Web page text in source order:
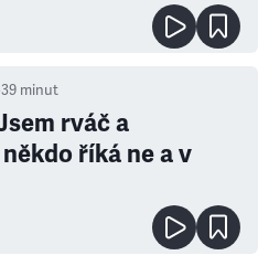
39 minut
rváč a
říká ne a v